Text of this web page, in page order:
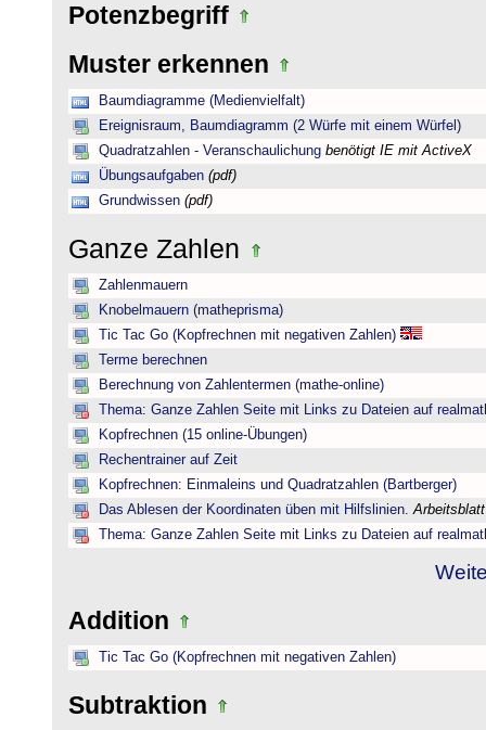
Potenzbegriff
Muster erkennen
Baumdiagramme (Medienvielfalt)
Ereignisraum, Baumdiagramm (2 Würfe mit einem Würfel)
Quadratzahlen - Veranschaulichung benötigt IE mit ActiveX
Übungsaufgaben (pdf)
Grundwissen (pdf)
Ganze Zahlen
Zahlenmauern
Knobelmauern (matheprisma)
Tic Tac Go (Kopfrechnen mit negativen Zahlen)
Terme berechnen
Berechnung von Zahlentermen (mathe-online)
Thema: Ganze Zahlen Seite mit Links zu Dateien auf
Kopfrechnen (15 online-Übungen)
Rechentrainer auf Zeit
Kopfrechnen: Einmaleins und Quadratzahlen (Bartberger)
Das Ablesen der Koordinaten üben mit Hilfslinien.
Thema: Ganze Zahlen Seite mit Links zu Dateien auf
Addition
Tic Tac Go (Kopfrechnen mit negativen Zahlen)
Subtraktion